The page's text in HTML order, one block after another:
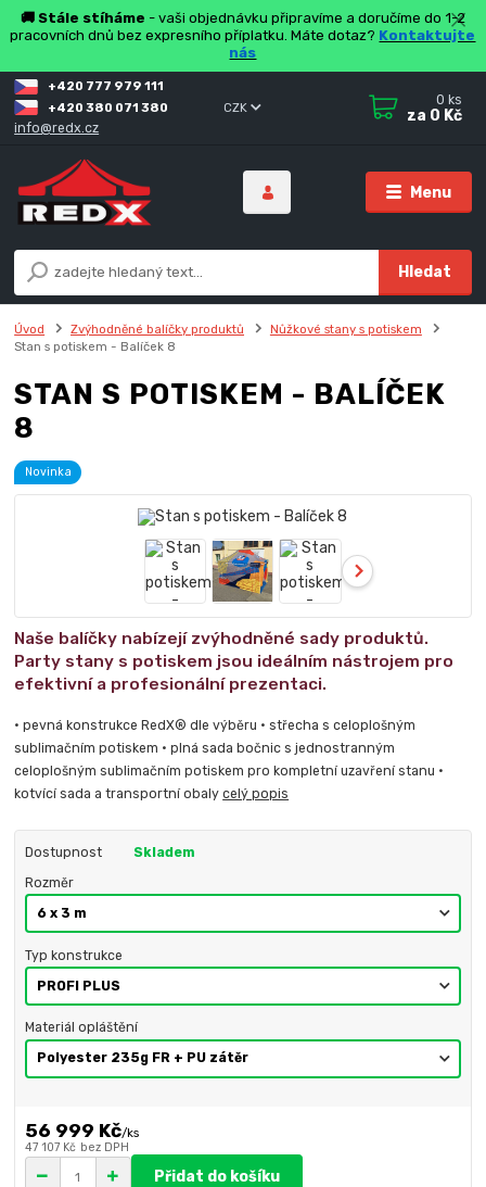
🚚 Stále stíháme - vaši objednávku připravíme a doručíme do 1-2
pracovních dnů bez expresního příplatku. Máte dotaz? Kontaktujte
nás
Menu
CZK
Hledat
+420 777 979 111
+420 380 071 380
info@redx.cz
0 ks
za 0 Kč
Úvod Zvýhodněné balíčky produktů
Nůžkové stany s potiskem
Stan s potiskem - Balíček 8
STAN S POTISKEM - BALÍČEK
8
Novinka
Naše balíčky nabízejí zvýhodněné sady produktů.
Party stany s potiskem jsou ideálním nástrojem pro
efektivní a profesionální prezentaci.
• pevná konstrukce RedX® dle výběru • střecha s celoplošným
sublimačním potiskem • plná sada bočnic s jednostranným
celoplošným sublimačním potiskem pro kompletní uzavření stanu •
kotvící sada a transportní obalycelý popis
Dostupnost Skladem
Rozměr
Typ konstrukce
Materiál opláštění
56 999 Kč/ks
47 107 Kč bez DPH
Přidat do košíku